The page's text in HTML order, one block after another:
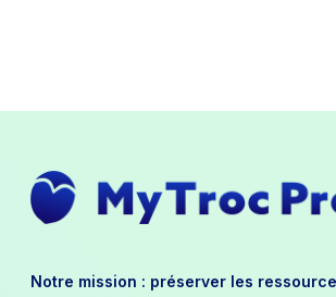
Notre mission : préserver les